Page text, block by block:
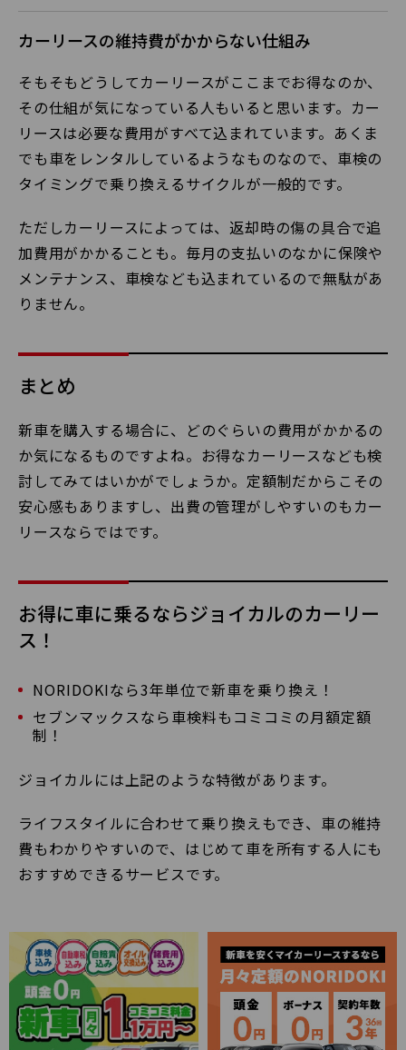
カーリースの維持費がかからない仕組み
そもそもどうしてカーリースがここまでお得なのか、
その仕組が気になっている人もいると思います。カー
リースは必要な費用がすべて込まれています。あくま
でも車をレンタルしているようなものなので、車検の
タイミングで乗り換えるサイクルが一般的です。
ただしカーリースによっては、返却時の傷の具合で追
加費用がかかることも。毎月の支払いのなかに保険や
メンテナンス、車検なども込まれているので無駄があ
りません。
まとめ
新車を購入する場合に、どのぐらいの費用がかかるの
か気になるものですよね。お得なカーリースなども検
討してみてはいかがでしょうか。定額制だからこその
安心感もありますし、出費の管理がしやすいのもカー
リースならではです。
お得に車に乗るならジョイカルのカーリー
ス！
NORIDOKIなら3年単位で新車を乗り換え！
セブンマックスなら車検料もコミコミの月額定額
制！
ジョイカルには上記のような特徴があります。
ライフスタイルに合わせて乗り換えもでき、車の維持
費もわかりやすいので、はじめて車を所有する人にも
おすすめできるサービスです。